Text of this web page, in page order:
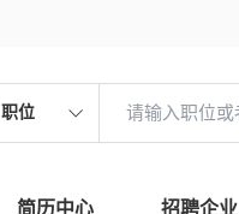
职位
简历中心 招聘企业